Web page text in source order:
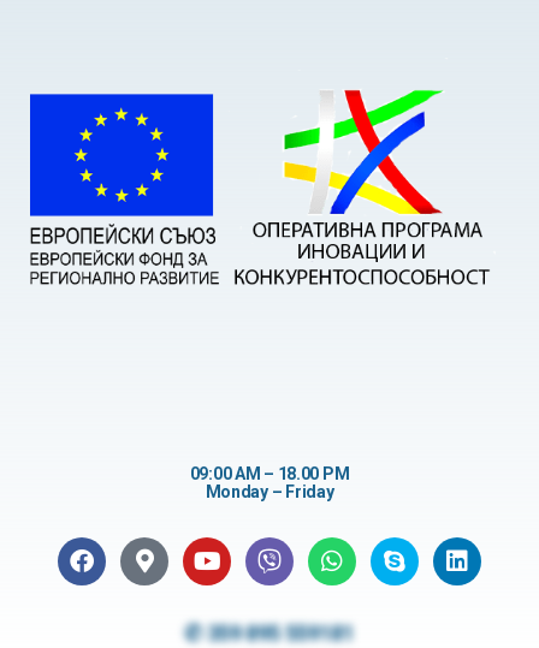
09:00 AM – 18.00 PM
Monday – Friday
✆ 359 895 559181